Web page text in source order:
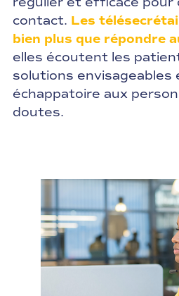
contact. Les
bien plus que répondre
elles écoutent les
solutions
échappatoire aux
doutes.